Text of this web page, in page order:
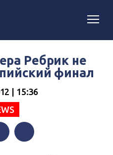
Ребрик не
финал
| 15:36